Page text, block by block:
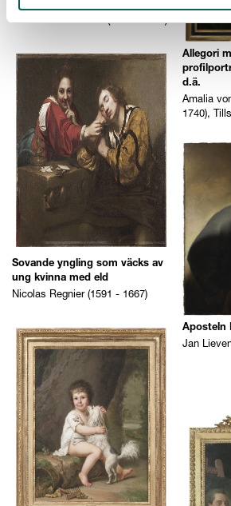
Johan David Swartz (1678 - 1729)
Allegori
d.ä.
Amalia
1740),
Sovande yngling som väcks av
ung kvinna med eld
Nicolas Regnier (1591 - 1667)
Aposteln
Jan
Den unge Henri Bertholet-
Campan (1784-1821) med
hunden Aline
Adolf Ulrik Wertmüller (1751 -
1811)